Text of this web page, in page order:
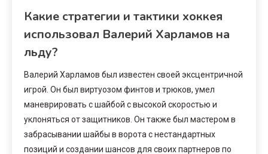
Какие стратегии и тактики хоккея
использовал Валерий Харламов на
льду?
Валерий Харламов был известен своей эксцентричной
игрой. Он был виртуозом финтов и трюков, умел
маневрировать с шайбой с высокой скоростью и
уклоняться от защитников. Он также был мастером в
забрасывании шайбы в ворота с нестандартных
позиций и создании шансов для своих партнеров по